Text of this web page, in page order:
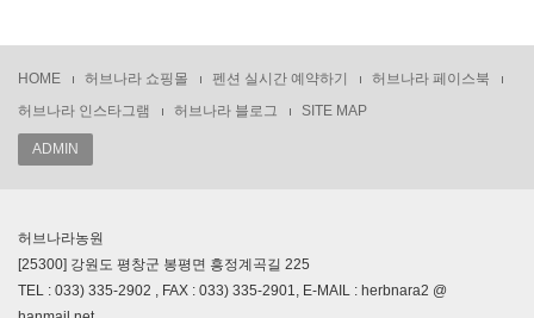
HOME 허브나라 쇼핑몰 펜션 실시간 예약하기
허브나라 페이스북
허브나라 인스타그램
허브나라 블로그 SITE MAP
ADMIN
허브나라농원
[25300] 강원도 평창군 봉평면 흥정계곡길 225
TEL : 033) 335-2902 , FAX : 033) 335-2901, E-MAIL : herbnara2 @